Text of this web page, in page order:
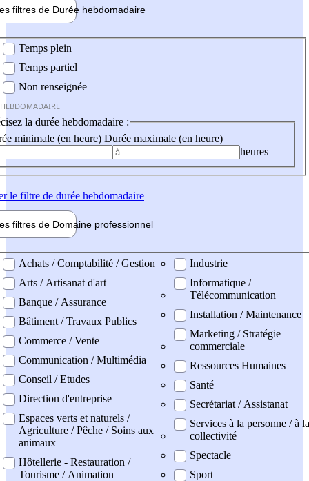
filtres de Durée hebdomadaire
Temps plein
Temps partiel
Non renseignée
la durée hebdomadaire :
minimale (en heure) Durée maximale (en heure)
heures
le filtre de durée hebdomadaire
filtres de Domaine professionnel
professionel
Achats / Comptabilité / Gestion
Arts / Artisanat d'art
Banque / Assurance
Bâtiment / Travaux Publics
Commerce / Vente
Communication / Multimédia
Conseil / Etudes
Direction d'entreprise
Espaces verts et naturels /
Agriculture / Pêche / Soins aux
animaux
Hôtellerie - Restauration /
Tourisme / Animation
Industrie
Informatique /
Télécommunication
Installation / Maintenance
Marketing / Stratégie
commerciale
Ressources Humaines
Santé
Secrétariat / Assistanat
Services à la personne / à la
collectivité
Spectacle
Sport